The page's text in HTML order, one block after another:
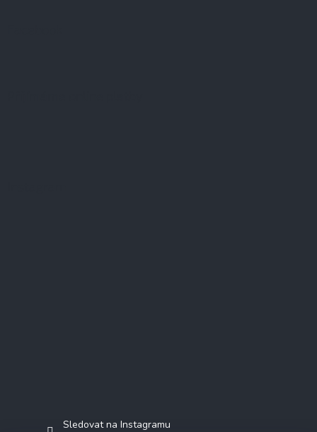
Sledovat na Instagramu